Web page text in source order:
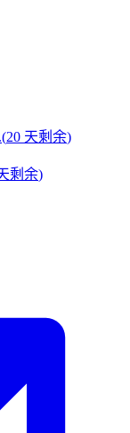
(20 天剩余)
剩余)